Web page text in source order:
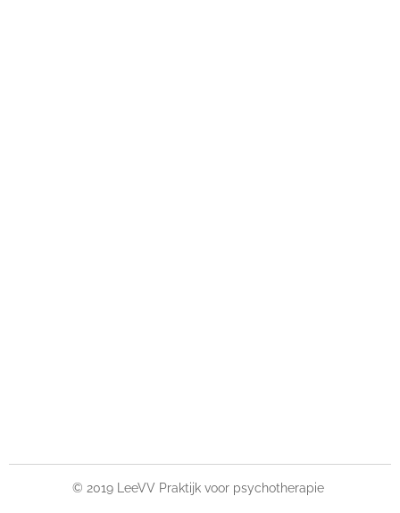
© 2019 LeeVV Praktijk voor psychotherapie